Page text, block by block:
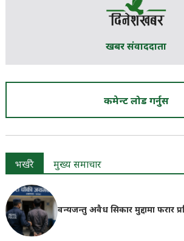
खबर संवाददाता
कमेन्ट लोड गर्नुस
भर्खरै मुख्य समाचार
वन्यजन्तु अवैध सिकार मुद्दामा फरार